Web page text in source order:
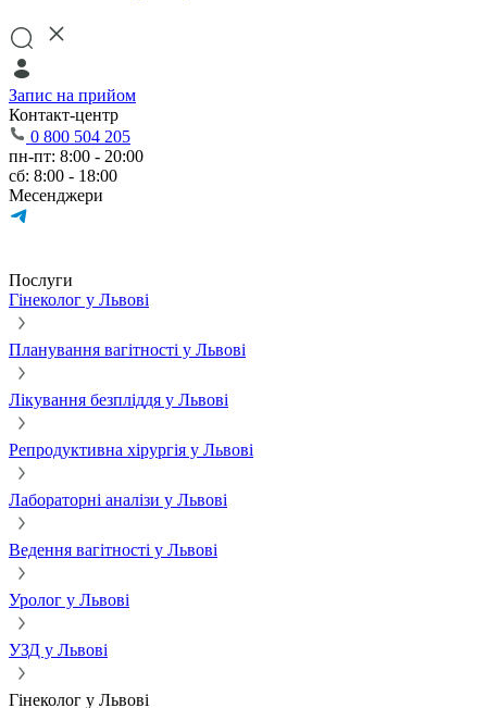
Запис на прийом
Контакт-центр
0 800 504 205
пн-пт: 8:00 - 20:00
сб: 8:00 - 18:00
Месенджери
Послуги
Гінеколог у Львові
Планування вагітності у Львові
Лікування безпліддя у Львові
Репродуктивна хірургія у Львові
Лабораторні аналізи у Львові
Ведення вагітності у Львові
Уролог у Львові
УЗД у Львові
Гінеколог у Львові